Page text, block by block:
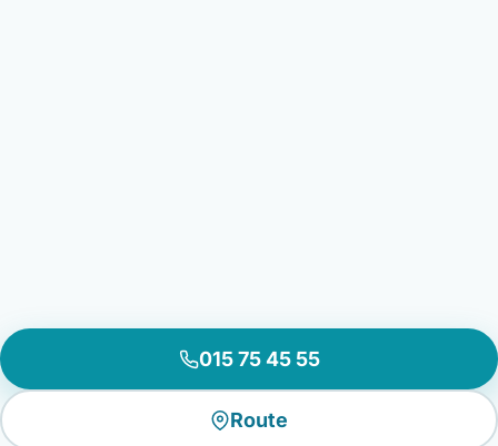
015 75 45 55
Route